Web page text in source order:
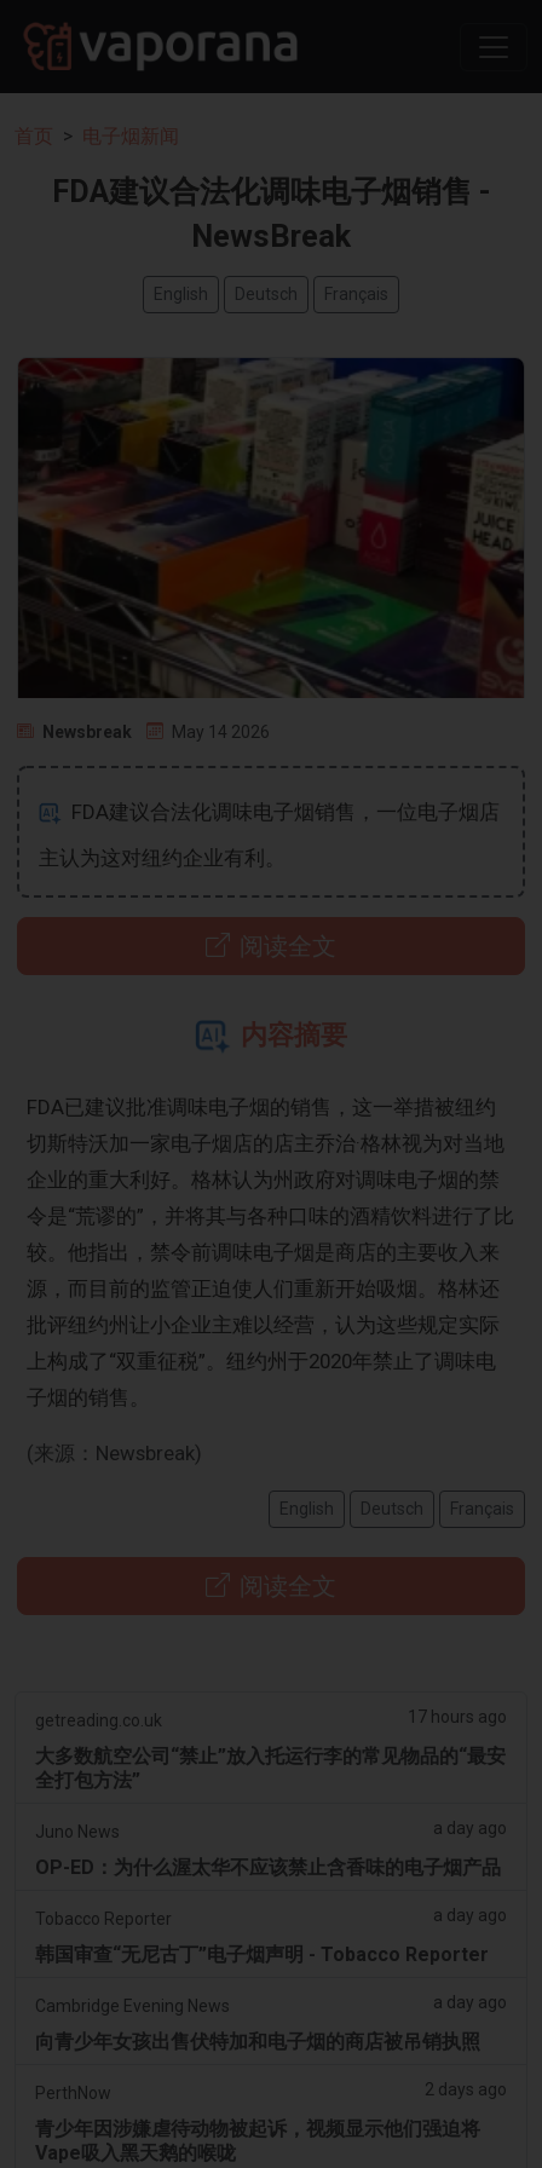
首页 电子烟新闻
FDA建议合法化调味电子烟销售 -
NewsBreak
English Deutsch Français
Newsbreak May 14 2026
FDA建议合法化调味电子烟销售，一位电子烟店
主认为这对纽约企业有利。
阅读全文
内容摘要
FDA已建议批准调味电子烟的销售，这一举措被纽约
切斯特沃加一家电子烟店的店主乔治·格林视为对当地
企业的重大利好。格林认为州政府对调味电子烟的禁
令是“荒谬的”，并将其与各种口味的酒精饮料进行了比
较。他指出，禁令前调味电子烟是商店的主要收入来
源，而目前的监管正迫使人们重新开始吸烟。格林还
批评纽约州让小企业主难以经营，认为这些规定实际
上构成了“双重征税”。纽约州于2020年禁止了调味电
子烟的销售。
(来源：Newsbreak)
English Deutsch Français
阅读全文
getreading.co.uk 17 hours ago
大多数航空公司“禁止”放入托运行李的常见物品的“最安
全打包方法”
Juno News a day ago
OP-ED：为什么渥太华不应该禁止含香味的电子烟产品
Tobacco Reporter a day ago
韩国审查“无尼古丁”电子烟声明 - Tobacco Reporter
Cambridge Evening News a day ago
向青少年女孩出售伏特加和电子烟的商店被吊销执照
PerthNow 2 days ago
青少年因涉嫌虐待动物被起诉，视频显示他们强迫将
Vape吸入黑天鹅的喉咙